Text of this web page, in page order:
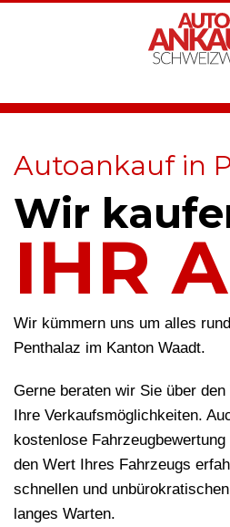
Autoankauf in
Wir
IHR
Wir kümmern uns um alles
Penthalaz im Kanton Waadt.
Gerne beraten wir Sie über
Ihre Verkaufsmöglichkeiten.
kostenlose
den Wert Ihres Fahrzeugs
schnellen und
langes Warten.